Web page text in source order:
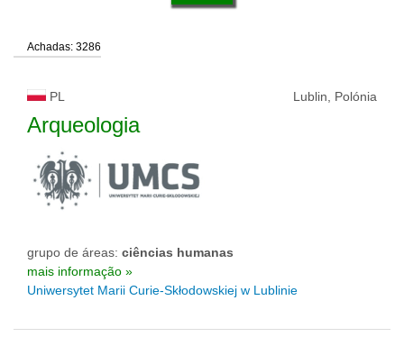
Achadas: 3286
PL Lublin, Polónia
Arqueologia
grupo de áreas: ciências humanas
mais informação »
Uniwersytet Marii Curie-Skłodowskiej w Lublinie